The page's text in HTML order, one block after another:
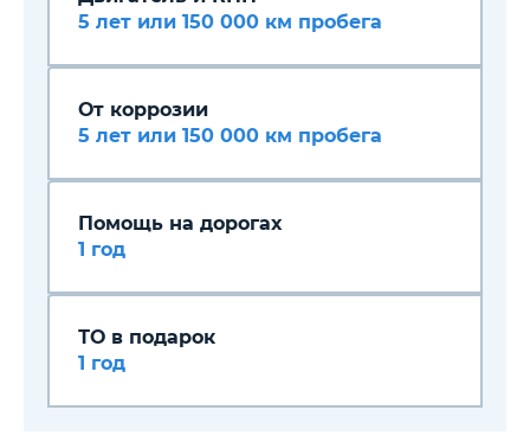
Климат-контроль 1-зонный
Подрулевые лепестки
Электростеклоподъёмники
задние
Парктроник задний
движения
передние
Система доступа без ключа
Запуск двигателя с кнопки
Регулировка руля по высоте
зеркал
Электрообогрев зоны
Датчик света
5 лет или 150 000 км пробега
От коррозии
5 лет или 150 000 км пробега
Помощь на дорогах
1 год
ТО в подарок
1 год